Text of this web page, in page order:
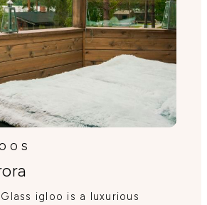
igloo is a luxurious